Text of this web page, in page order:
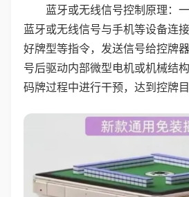
蓝牙或无线信号控制原理：
蓝牙或无线信号与手机等设备连
好牌型等指令，发送信号给控牌
号后驱动内部微型电机或机械结
码牌过程中进行干预，达到控牌目